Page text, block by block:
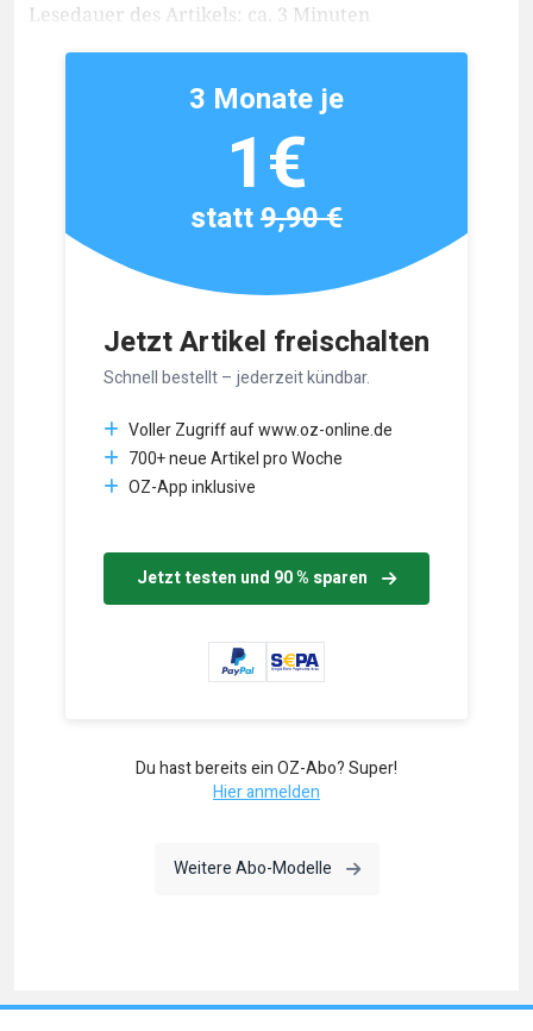
Lesedauer des Artikels: ca. 3 Minuten
Jetzt Artikel freischalten
Schnell bestellt – jederzeit kündbar.
Voller Zugriff auf www.oz-online.de
700+ neue Artikel pro Woche
OZ-App inklusive
Jetzt testen und 90 % sparen
3 Monate je
1€
statt9,90 €
Du hast bereits ein OZ-Abo? Super!
Hier anmelden
Weitere Abo-Modelle